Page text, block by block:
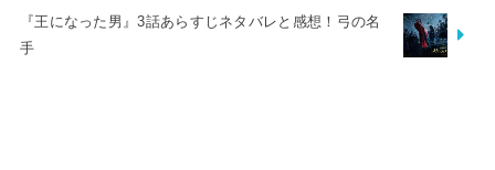
『王になった男』3話あらすじネタバレと感想！弓の名
手